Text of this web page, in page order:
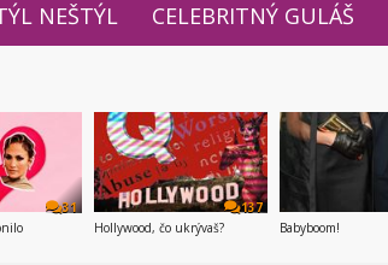
NEŠTÝL CELEBRITNÝ GULÁŠ
31
137
Hollywood, čo ukrývaš?
Babyboom!